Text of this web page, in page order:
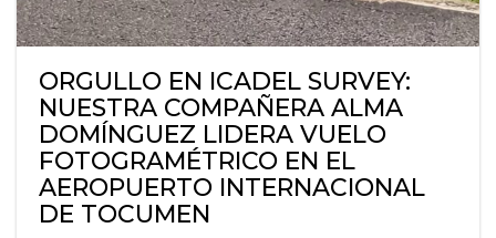
ORGULLO EN ICADEL SURVEY:
NUESTRA COMPAÑERA ALMA
DOMÍNGUEZ LIDERA VUELO
FOTOGRAMÉTRICO EN EL
AEROPUERTO INTERNACIONAL
DE TOCUMEN